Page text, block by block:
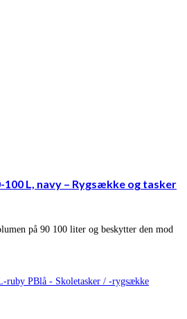
100 L, navy – Rygsække og tasker
på 90 100 liter og beskytter den mod